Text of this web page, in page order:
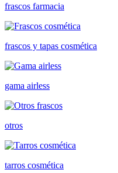
frascos farmacia
frascos y tapas cosmética
gama airless
otros
tarros cosmética